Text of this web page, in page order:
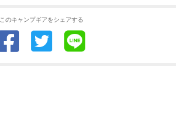
このキャンプギアをシェアする